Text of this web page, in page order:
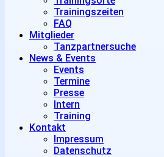
Trainingszeiten
FAQ
Mitglieder
Tanzpartnersuche
News & Events
Events
Termine
Presse
Intern
Training
Kontakt
Impressum
Datenschutz